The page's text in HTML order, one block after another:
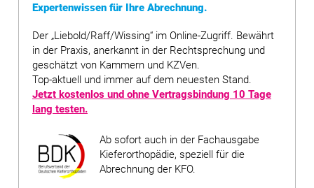
Expertenwissen für Ihre Abrechnung.
Der „Liebold/Raff/Wissing“ im Online-Zugriff. Bewährt
in der Praxis, anerkannt in der Rechtsprechung und
geschätzt von Kammern und KZVen.
Top-aktuell und immer auf dem neuesten Stand.
Jetzt kostenlos und ohne Vertragsbindung 10 Tage
lang testen.
Ab sofort auch in der Fachausgabe
Kieferorthopädie, speziell für die
Abrechnung der KFO.